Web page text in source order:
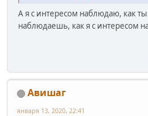
А я с интересом наблюдаю, как
наблюдаешь, как я с интересом
Авишаг
января 13, 2020, 22:41